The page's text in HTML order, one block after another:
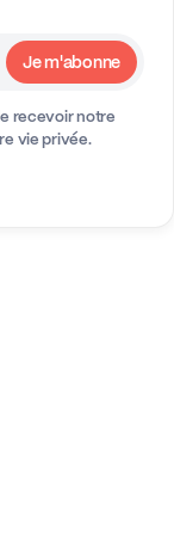
recevoir notre
vie privée.